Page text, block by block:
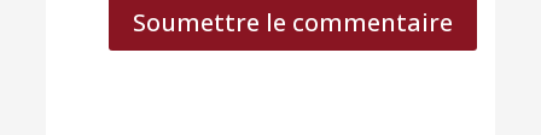
Soumettre le commentaire